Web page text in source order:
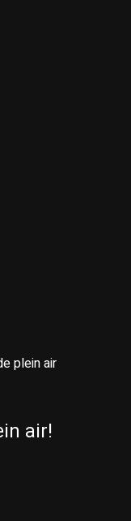
plein air
air!